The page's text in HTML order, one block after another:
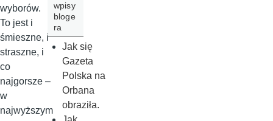
wyborów.
To jest i
śmieszne, i
straszne, i
co
najgorsze –
w
najwyższym
wpisy
bloge
ra
Jak się
Gazeta
Polska na
Orbana
obraziła.